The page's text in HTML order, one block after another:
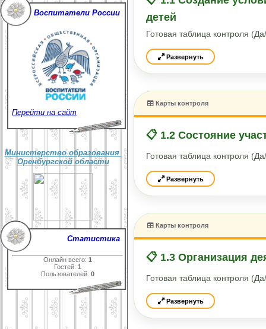
Воспитатели России
Перейти на сайт
Министерство образования
Оренбургской области
Статистика
Онлайн всего: 1
Гостей: 1
Пользователей: 0
детей
Готовая таблица контроля
Развернуть
Карты контроля
📋 1.2 Состояние
Готовая таблица контроля
Развернуть
Карты контроля
📋 1.3 Организация
Готовая таблица контроля
Развернуть